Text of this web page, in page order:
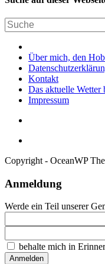
Über mich, den
Kontakt
Das aktuelle Wetter
Impressum
Copyright - OceanWP
Anmeldung
Werde ein Teil unserer
behalte mich in
Anmelden